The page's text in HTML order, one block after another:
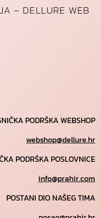
– DELLURE WEB
PODRŠKA WEBSHOP
webshop@dellure.hr
PODRŠKA POSLOVNICE
info@prahir.com
POSTANI DIO NAŠEG TIMA